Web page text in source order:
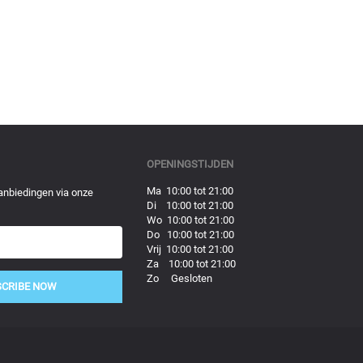
via onze
NOW
OPENINGSTIJDEN
Ma 10:00 tot 21:00
Di 10:00 tot 21:00
Wo 10:00 tot 21:00
Do 10:00 tot 21:00
Vrij 10:00 tot 21:00
Za 10:00 tot 21:00
Zo Gesloten